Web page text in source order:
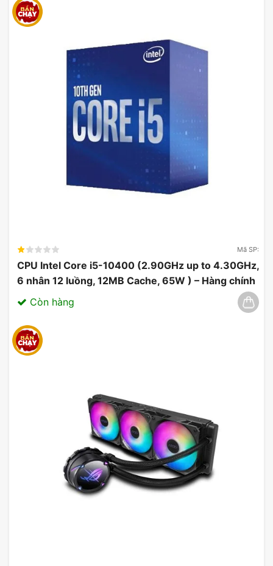
Mã SP:
CPU Intel Core i5-10400 (2.90GHz up to 4.30GHz,
6 nhân 12 luồng, 12MB Cache, 65W ) – Hàng chính
hãng 03/2025
Còn hàng